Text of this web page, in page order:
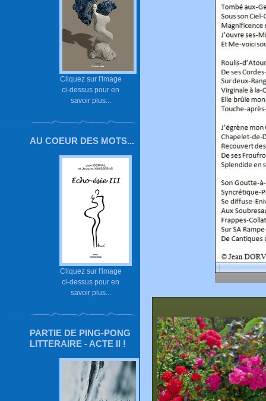
Cliquez sur l'image
ci-dessus pour en
savoir plus...
AU COEUR DES MOTS...
Cliquez sur l'image
ci-dessus pour en
savoir plus...
PARTIE DE PING-PONG
LITTERAIRE - ACTE II !